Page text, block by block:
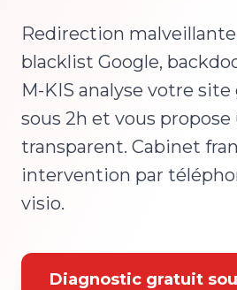
Redirection
blacklist Google,
M-KIS analyse votre
sous 2h et vous
transparent. Cabinet
intervention par
visio.
Diagnostic gratuit